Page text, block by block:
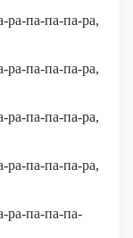
ра-па-па-па-ра,
ра-па-па-па-ра,
ра-па-па-па-ра,
ра-па-па-па-ра,
ра-па-па-па-